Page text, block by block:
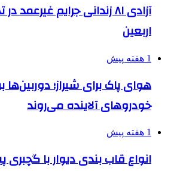
آزادی ۸۱ زندانی جرایم
اربعین
1 هفته پیش
هوای پاک برای شیراز؛
خودروهای آلاینده می‌روند
1 هفته پیش
انواع قاب بندی دیوار با